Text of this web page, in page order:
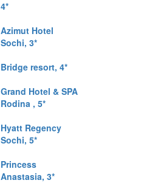
4*
Azimut Hotel
Sochi, 3*
Bridge resort, 4*
Grand Hotel & SPA
Rodina , 5*
Hyatt Regency
Sochi, 5*
Princess
Anastasia, 3*